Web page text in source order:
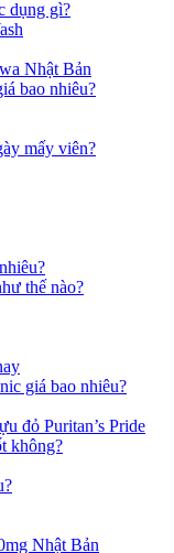
dụng gì?
Nhật Bản
bao nhiêu?
mấy viên?
thế nào?
giá bao nhiêu?
đỏ Puritan’s Pride
không?
Nhật Bản